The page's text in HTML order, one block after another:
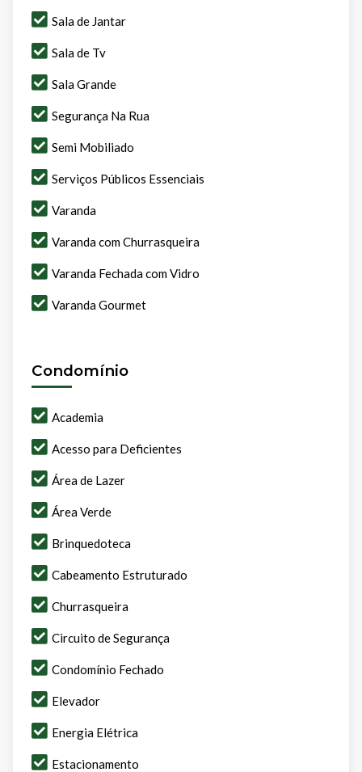
Sala de Jantar
Sala de Tv
Sala Grande
Segurança Na Rua
Semi Mobiliado
Serviços Públicos Essenciais
Varanda
Varanda com Churrasqueira
Varanda Fechada com Vidro
Varanda Gourmet
Condomínio
Academia
Acesso para Deficientes
Área de Lazer
Área Verde
Brinquedoteca
Cabeamento Estruturado
Churrasqueira
Circuito de Segurança
Condomínio Fechado
Elevador
Energia Elétrica
Estacionamento